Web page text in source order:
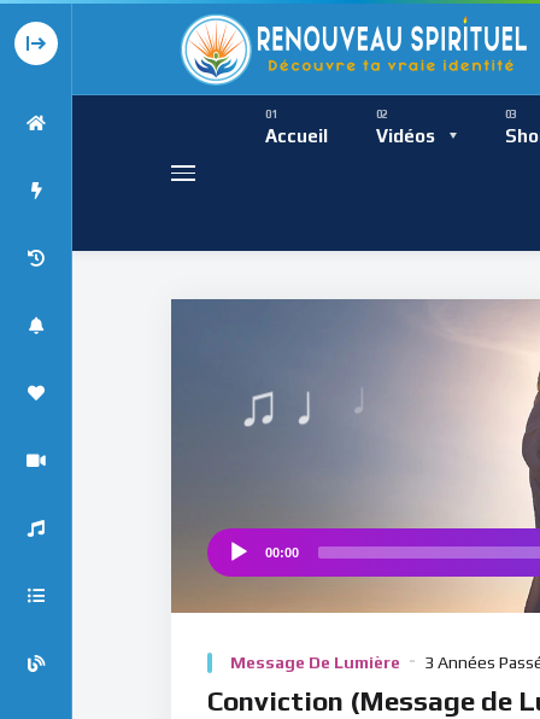
Accueil Vidéos
Présence
Présence
♫ ♩
♩
Player
00:00
Message De Lumière 3 Années
Conviction (Message de